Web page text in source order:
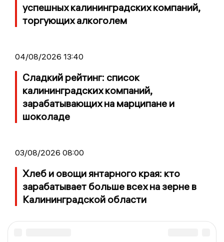
успешных калининградских компаний,
торгующих алкоголем
04/08/2026 13:40
Сладкий рейтинг: список
калининградских компаний,
зарабатывающих на марципане и
шоколаде
03/08/2026 08:00
Хлеб и овощи янтарного края: кто
зарабатывает больше всех на зерне в
Калининградской области